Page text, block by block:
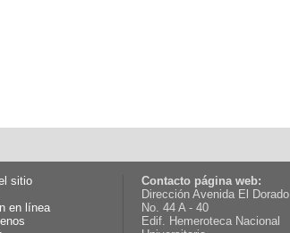
sitio
en línea
Contacto página web:
Dirección Avenida El Dorado
No. 44 A - 40
Edif. Hemeroteca Nacional